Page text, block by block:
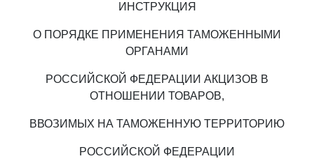
ИНСТРУКЦИЯ
О ПОРЯДКЕ ПРИМЕНЕНИЯ ТАМОЖЕННЫМИ
ОРГАНАМИ
РОССИЙСКОЙ ФЕДЕРАЦИИ АКЦИЗОВ В
ОТНОШЕНИИ ТОВАРОВ,
ВВОЗИМЫХ НА ТАМОЖЕННУЮ ТЕРРИТОРИЮ
РОССИЙСКОЙ ФЕДЕРАЦИИ